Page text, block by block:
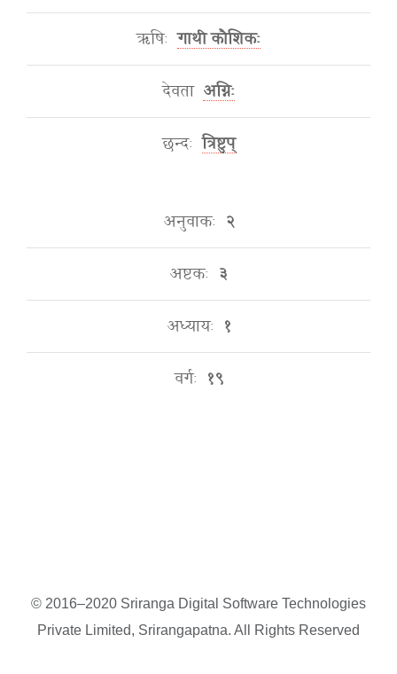
ऋषिः गाथी कौशिकः
देवता अग्निः
छन्दः त्रिष्टुप्
अनुवाकः २
अष्टकः ३
अध्यायः १
वर्गः १९
© 2016–2020 Sriranga Digital Software Technologies
Private Limited, Srirangapatna. All Rights Reserved